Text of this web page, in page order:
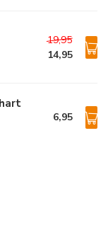
19,95
14,95
6,95